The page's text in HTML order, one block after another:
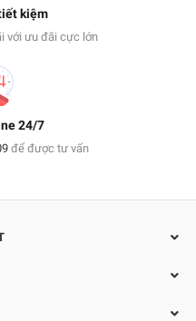
kiệm
với ưu đãi cực lớn
24/7
để được tư vấn